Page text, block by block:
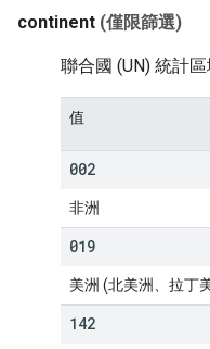
continent (僅限篩選)
聯合國 (UN) 統計
值
002
非洲
019
美洲 (北美洲、拉丁
142